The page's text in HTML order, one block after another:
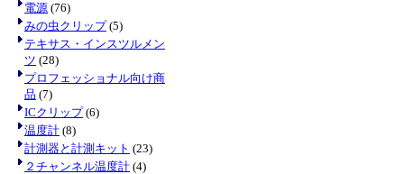
電源 (76)
みの虫クリップ(5)
テキサス・インスツルメン
ツ (28)
プロフェッショナル向け商
品 (7)
ICクリップ(6)
温度計 (8)
計測器と計測キット (23)
２チャンネル温度計 (4)